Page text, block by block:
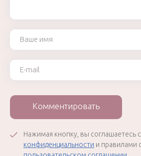
Ваше имя
Ваш e-mail
Комментировать
Нажимая кнопку, вы соглашаетесь с
конфиденциальности и правилами